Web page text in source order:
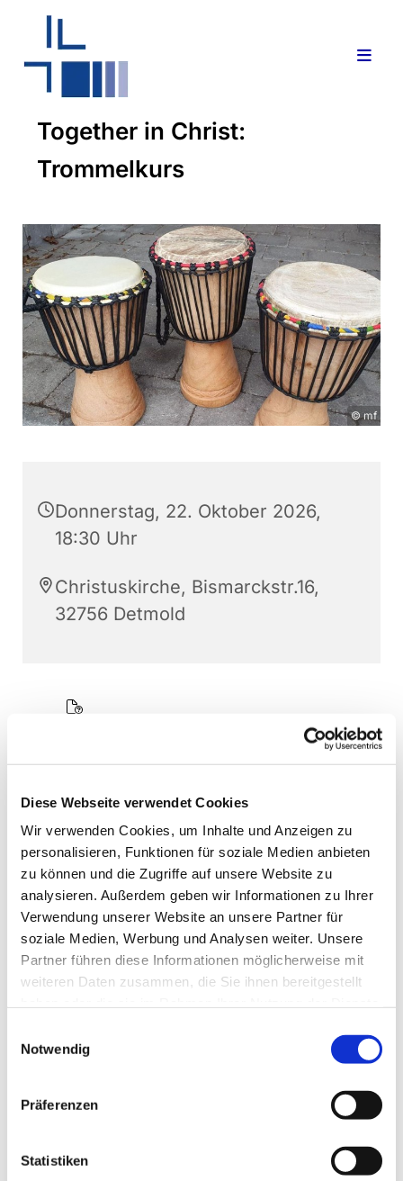
Diese Webseite verwendet Cookies
Wir verwenden Cookies, um Inhalte und Anzeigen zu
personalisieren, Funktionen für soziale Medien anbieten
zu können und die Zugriffe auf unsere Website zu
analysieren. Außerdem geben wir Informationen zu Ihrer
Verwendung unserer Website an unsere Partner für
soziale Medien, Werbung und Analysen weiter. Unsere
Partner führen diese Informationen möglicherweise mit
weiteren Daten zusammen, die Sie ihnen bereitgestellt
Notwendig
Präferenzen
Statistiken
Together in Christ:
Trommelkurs
© mf
Donnerstag, 22. Oktober 2026,
18:30 Uhr
Christuskirche, Bismarckstr.16,
32756 Detmold